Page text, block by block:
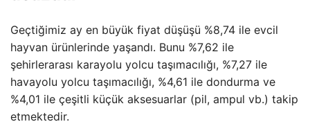
Geçtiğimiz ay en büyük fiyat düşüşü %8,74 ile evcil
hayvan ürünlerinde yaşandı. Bunu %7,62 ile
şehirlerarası karayolu yolcu taşımacılığı, %7,27 ile
havayolu yolcu taşımacılığı, %4,61 ile dondurma ve
%4,01 ile çeşitli küçük aksesuarlar (pil, ampul vb.) takip
etmektedir.